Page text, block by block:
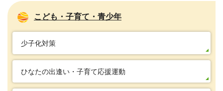
こども・子育て・青少年
少子化対策
ひなたの出逢い・子育て応援運動